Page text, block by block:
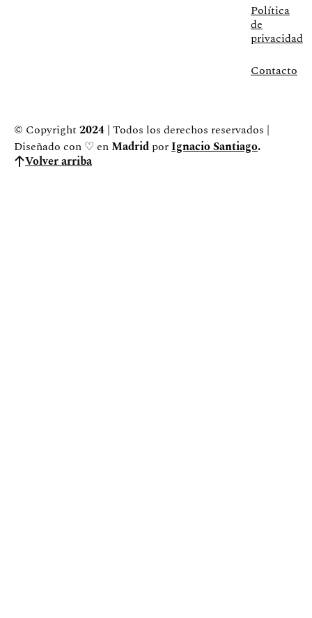
Política
de
privacidad
Contacto
© Copyright 2024 | Todos los derechos reservados |
Diseñado con ♡ enMadrid porIgnacio Santiago.
Volver arriba